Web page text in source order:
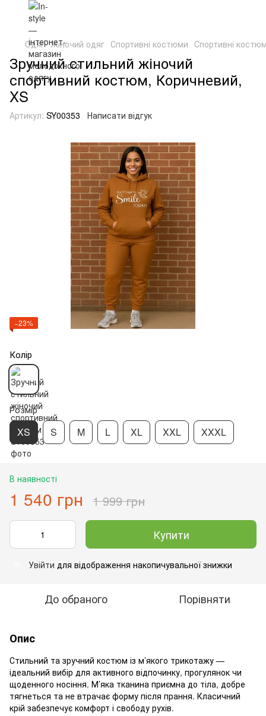
Одяг Жіночий одяг Спортивні костюми Спортивні
Зручний стильний жіночий
спортивний костюм, Коричневий,
XS
Артикул: SY00353 Написати відгук
−23%
Колір
Розмір
XS S M L XL XXL XXXL
В наявності
1 540 грн 1 999 грн
Купити
Увійти для відображення накопичувальної знижки
До обраного Порівняти
Опис
Стильний та зручний костюм із м’якого трикотажу —
ідеальний вибір для активного відпочинку, прогулянок чи
щоденного носіння. М’яка тканина приємна до тіла, добре
тягнеться та не втрачає форму після прання. Класичний
крій забезпечує комфорт і свободу рухів.